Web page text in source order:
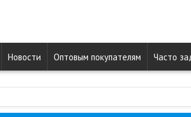
Новости Оптовым покупателям Часто